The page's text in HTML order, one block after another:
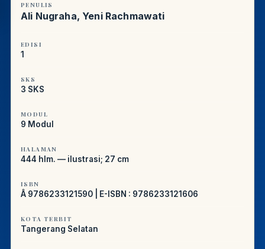
PENULIS
Ali Nugraha, Yeni Rachmawati
EDISI
1
SKS
3 SKS
MODUL
9 Modul
HALAMAN
444 hlm. — ilustrasi; 27 cm
ISBN
Â 9786233121590 | E-ISBN : 9786233121606
KOTA TERBIT
Tangerang Selatan